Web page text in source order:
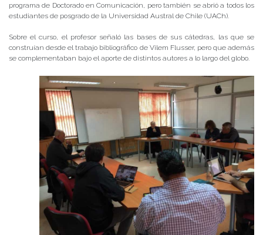
programa de Doctorado en Comunicación, pero también se abrió a todos los
estudiantes de posgrado de la Universidad Austral de Chile (UACh).
Sobre el curso, el profesor señaló las bases de sus cátedras, las que se
construían desde el trabajo bibliográfico de Vilem Flusser, pero que además
se complementaban bajo el aporte de distintos autores a lo largo del globo.